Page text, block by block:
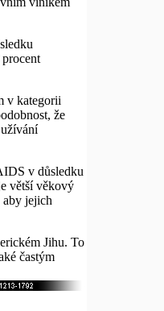
v kategorii
že
v důsledku
větší věkový
aby jejich
Jihu. To
častým